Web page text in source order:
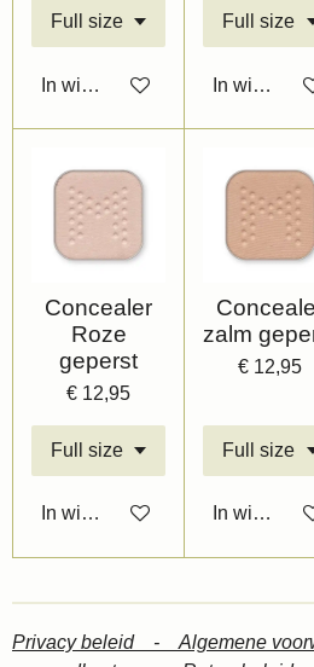
In winkelwagen In
Concealer
Roze
geperst
€ 12,95
In winkelwagen
zalm
€ 12,95
In
Privacy beleid - Algemene